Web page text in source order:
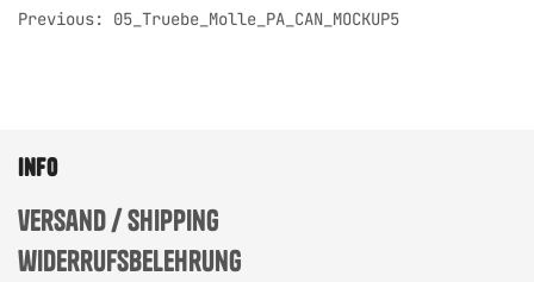
post
Previous: 05_Truebe_Molle_PA_CAN_MOCKUP5
info
versand / shipping
widerrufsbelehrung